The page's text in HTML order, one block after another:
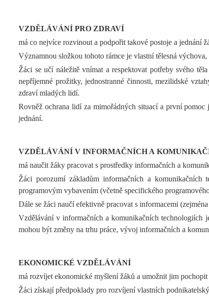
VZDĚLÁVÁNÍ PRO ZDRAVÍ
má co nejvíce rozvinout a podpořit takové postoje a jednání
Významnou složkou tohoto rámce je vlastní tělesná
Žáci se učí náležitě vnímat a respektovat potřeby svého
nepříjemné prožitky, jednostranné činnosti, mezilidské
zdraví mladých lidí.
Rovněž ochrana lidí za mimořádných situací a první
jednání.
VZDĚLÁVÁNÍ V INFORMAČNÍCH A
má naučit žáky pracovat s prostředky informačních a
Žáci porozumí základům informačních a komunikačních
programovým vybavením (včetně specifického
Dále se žáci naučí efektivně pracovat s informacemi
Vzdělávání v informačních a komunikačních technologiích
mohou být změny na trhu práce, vývoj informačních a
EKONOMICKÉ VZDĚLÁVÁNÍ
má rozvíjet ekonomické myšlení žáků a umožnit jim
Žáci získají předpoklady pro rozvíjení vlastních